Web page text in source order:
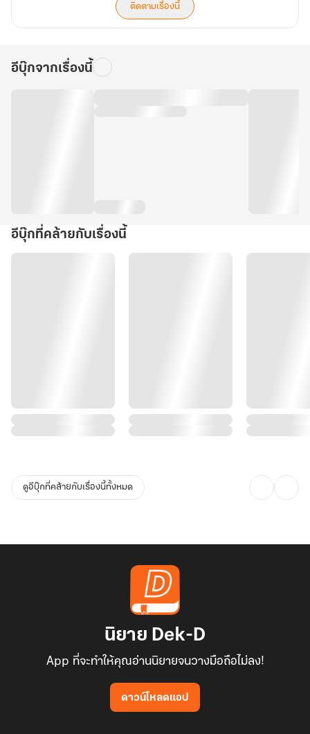
ติดตามเรื่องนี้
อีบุ๊กจากเรื่องนี้
อีบุ๊กที่คล้ายกับเรื่องนี้
ดูอีบุ๊กที่คล้ายกับเรื่องนี้ทั้งหมด
นิยาย Dek-D
App ที่จะทำให้คุณอ่านนิยายจนวางมือถือไม่ลง!
ดาวน์โหลดแอป